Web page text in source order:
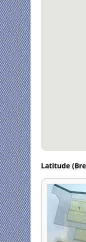
Latitude